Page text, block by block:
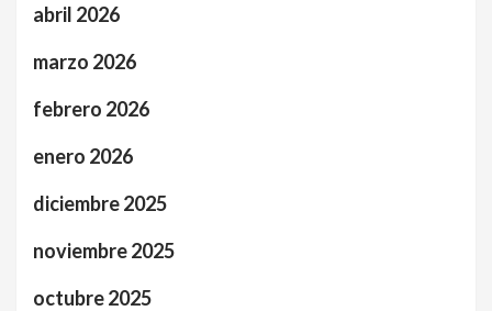
abril 2026
marzo 2026
febrero 2026
enero 2026
diciembre 2025
noviembre 2025
octubre 2025